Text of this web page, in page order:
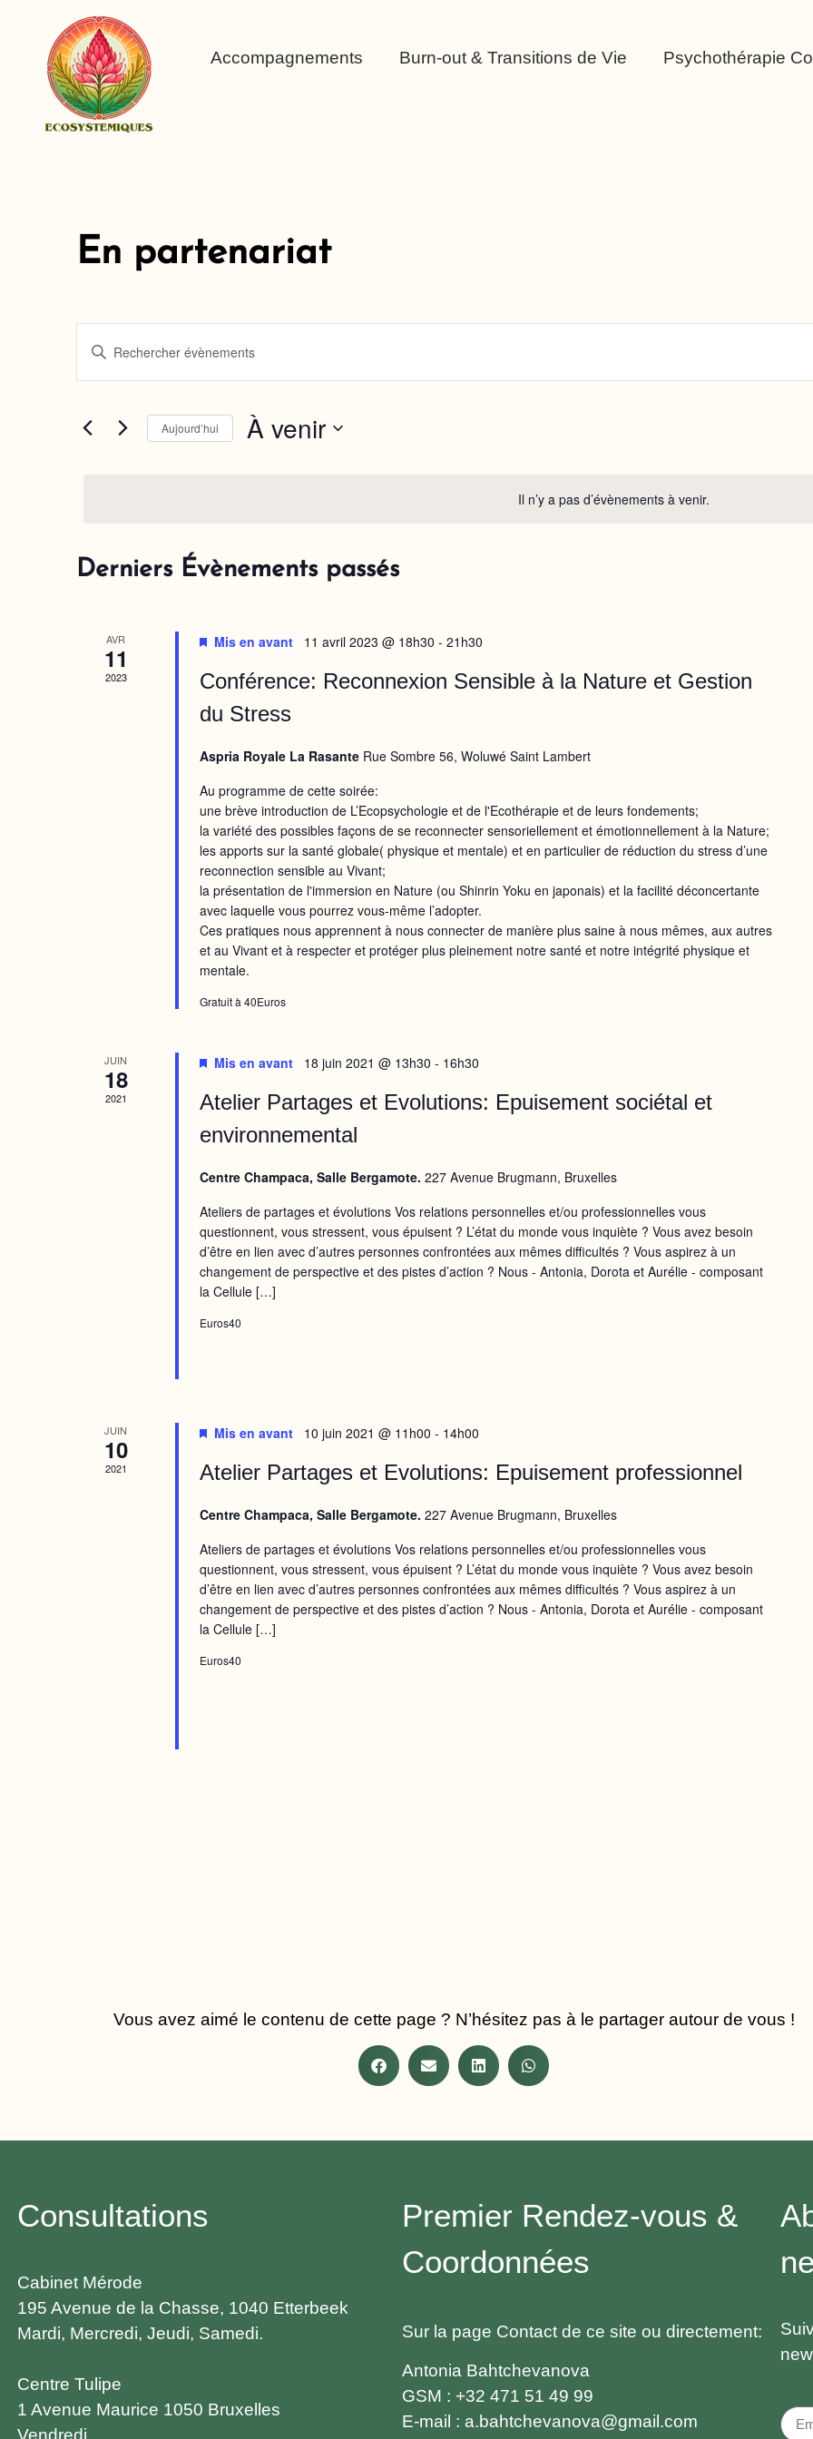
Accompagnements Burn-out & Transitions de Vie Psychothérapie
En partenariat
Il n’y a pas d’évènements à venir.
Recherche
et
navigation
Saisir
mot-
clé.
Évènements
par
Aujourd’hui À venir
Derniers Évènements passés
AVR
11
2023
Mis en avant 11 avril 2023 @ 18h30 - 21h30
Conférence: Reconnexion Sensible à la Nature et Gestion
du Stress
Aspria Royale La Rasante Rue Sombre 56, Woluwé Saint Lambert
Au programme de cette soirée:
une brève introduction de L’Ecopsychologie et de l'Ecothérapie et de leurs fondements;
la variété des possibles façons de se reconnecter sensoriellement et émotionnellement à la Nature;
les apports sur la santé globale( physique et mentale) et en particulier de réduction du stress d’une
reconnection sensible au Vivant;
la présentation de l'immersion en Nature (ou Shinrin Yoku en japonais) et la facilité déconcertante
avec laquelle vous pourrez vous-même l’adopter.
Ces pratiques nous apprennent à nous connecter de manière plus saine à nous mêmes, aux autres
et au Vivant et à respecter et protéger plus pleinement notre santé et notre intégrité physique et
mentale.
Gratuit à 40Euros
JUIN
18
2021
Mis en avant 18 juin 2021 @ 13h30 - 16h30
Atelier Partages et Evolutions: Epuisement sociétal et
environnemental
Centre Champaca, Salle Bergamote. 227 Avenue Brugmann, Bruxelles
Ateliers de partages et évolutions Vos relations personnelles et/ou professionnelles vous
questionnent, vous stressent, vous épuisent ? L’état du monde vous inquiète ? Vous avez besoin
d’être en lien avec d’autres personnes confrontées aux mêmes difficultés ? Vous aspirez à un
changement de perspective et des pistes d’action ? Nous - Antonia, Dorota et Aurélie - composant
la Cellule […]
Euros40
JUIN
10
2021
Mis en avant 10 juin 2021 @ 11h00 - 14h00
Atelier Partages et Evolutions: Epuisement professionnel
Centre Champaca, Salle Bergamote. 227 Avenue Brugmann, Bruxelles
Ateliers de partages et évolutions Vos relations personnelles et/ou professionnelles vous
questionnent, vous stressent, vous épuisent ? L’état du monde vous inquiète ? Vous avez besoin
d’être en lien avec d’autres personnes confrontées aux mêmes difficultés ? Vous aspirez à un
changement de perspective et des pistes d’action ? Nous - Antonia, Dorota et Aurélie - composant
la Cellule […]
Euros40
Vous avez aimé le contenu de cette page ? N’hésitez pas à le partager autour de vous !
Consultations
Cabinet Mérode
195 Avenue de la Chasse, 1040 Etterbeek
Mardi, Mercredi, Jeudi, Samedi.
Centre Tulipe
1 Avenue Maurice 1050 Bruxelles
Premier Rendez-vous &
Coordonnées
Sur la page Contactde ce site ou directement:
Antonia Bahtchevanova
GSM : +32 471 51 49 99
E-mail :a.bahtchevanova@gmail.com